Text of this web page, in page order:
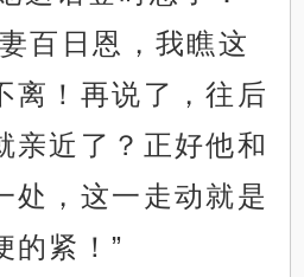
百日恩，我瞧这
离！再说了，往后
亲近了？正好他和
处，这一走动就是
的紧！”